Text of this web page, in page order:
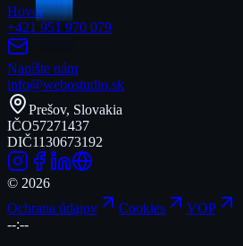
Hovor
+421 951 970 079
Napíšte nám
info@webostudio.sk
Prešov, Slovakia
IČO57271437
DIČ1130673192
© 2026
Ochrana údajov
Cookies
VOP
--:--